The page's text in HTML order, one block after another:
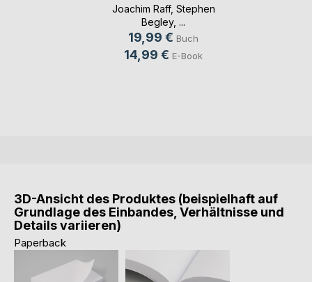
Joachim Raff, Stephen
Begley, ...
19,99 € Buch
14,99 € E-Book
3D-Ansicht des Produktes (beispielhaft auf
Grundlage des Einbandes, Verhältnisse und
Details variieren)
Paperback